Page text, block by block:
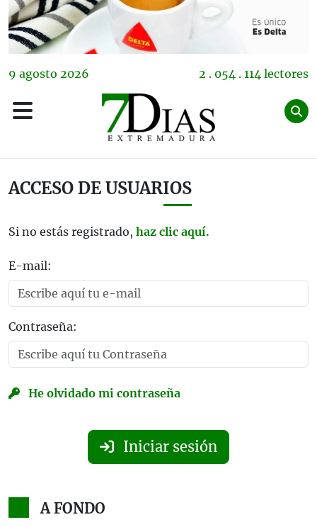
9 agosto 2026 2 . 054 . 114 lectores
ACCESO DE USUARIOS
Si no estás registrado, haz clic aquí.
E-mail:
Contraseña:
He olvidado mi contraseña
Iniciar sesión
A FONDO